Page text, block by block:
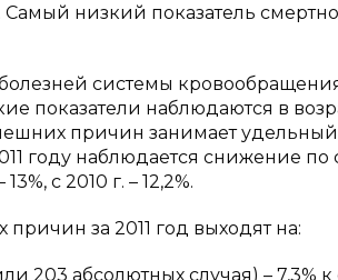
низкий показатель
системы
показатели наблюдаются в
причин занимает
году наблюдается снижение
с 2010 г. – 12,2%.
за 2011 год выходят на:
203 абсолютных случая) –